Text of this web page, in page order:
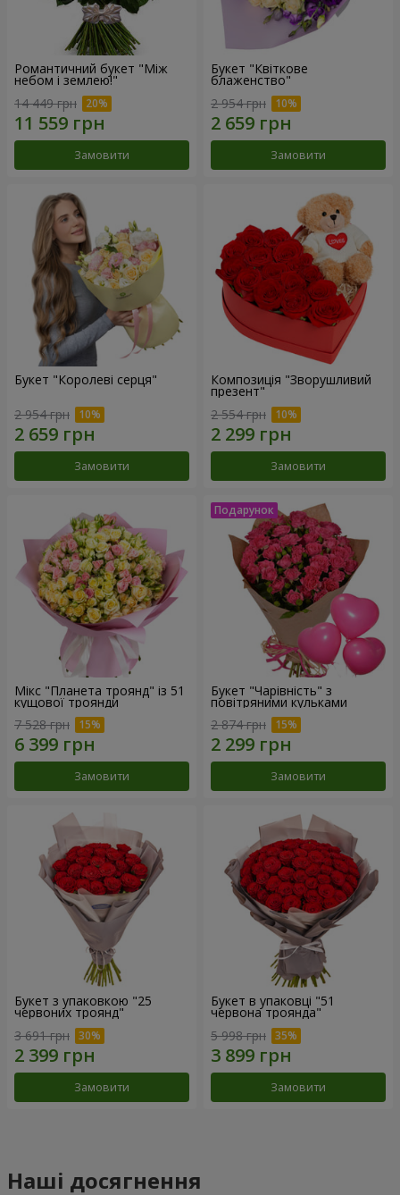
Романтичний букет "Між
небом і землею!"
14 449 грн
Замовити
Букет "Квіткове
блаженство"
2 954 грн
Замовити
Букет "Королеві серця"
2 954 грн
Замовити
Композиція "Зворушливий
презент"
2 554 грн
Замовити
Мікс "Планета троянд" із 51
кущової троянди
7 528 грн
Замовити
Букет "Чарівність" з
повітряними кульками
2 874 грн
Замовити
Букет з упаковкою "25
червоних троянд"
3 691 грн
Замовити
Букет в упаковці "51
червона троянда"
5 998 грн
Замовити
Наші досягнення